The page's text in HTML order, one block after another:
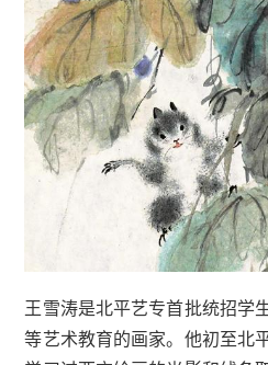
王雪涛是北平艺专首批统招学
等艺术教育的画家。他初至北